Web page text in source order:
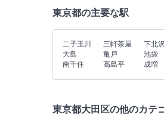
東京都の主要な駅
二子玉川 三軒茶屋 下北沢
大島
亀戸 池袋
南千住
高島平 成増
東京都大田区の他のカテ